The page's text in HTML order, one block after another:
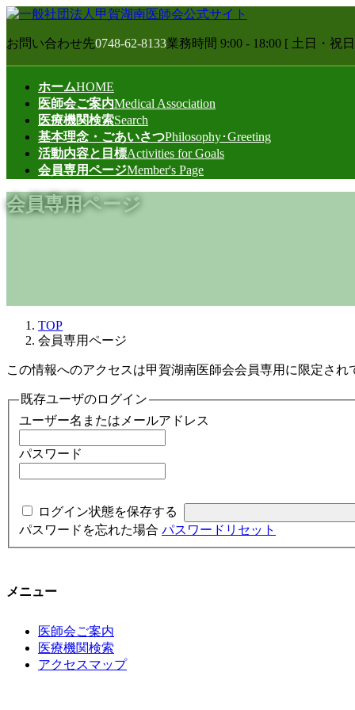
コ
テ
ン
ナ
ゲ
ー
お問い合わせ先0748-62-8133業務時間 9:00 - 18:00 [ 土日・祝
ホームHOME
医師会ご案内Medical Association
医療機関検索Search
基本理念・ごあいさつPhilosophy･Greeting
活動内容と目標Activities for Goals
会員専用ページMember's Page
会員専用ページ
TOP
会員専用ページ
この情報へのアクセスは甲賀湖南医師会会員専用に限定され
既存ユーザのログイン
ユーザー名またはメールアドレス
パスワード
ログイン状態を保存する
パスワードを忘れた場合 パスワードリセット
メニュー
医師会ご案内
医療機関検索
アクセスマップ